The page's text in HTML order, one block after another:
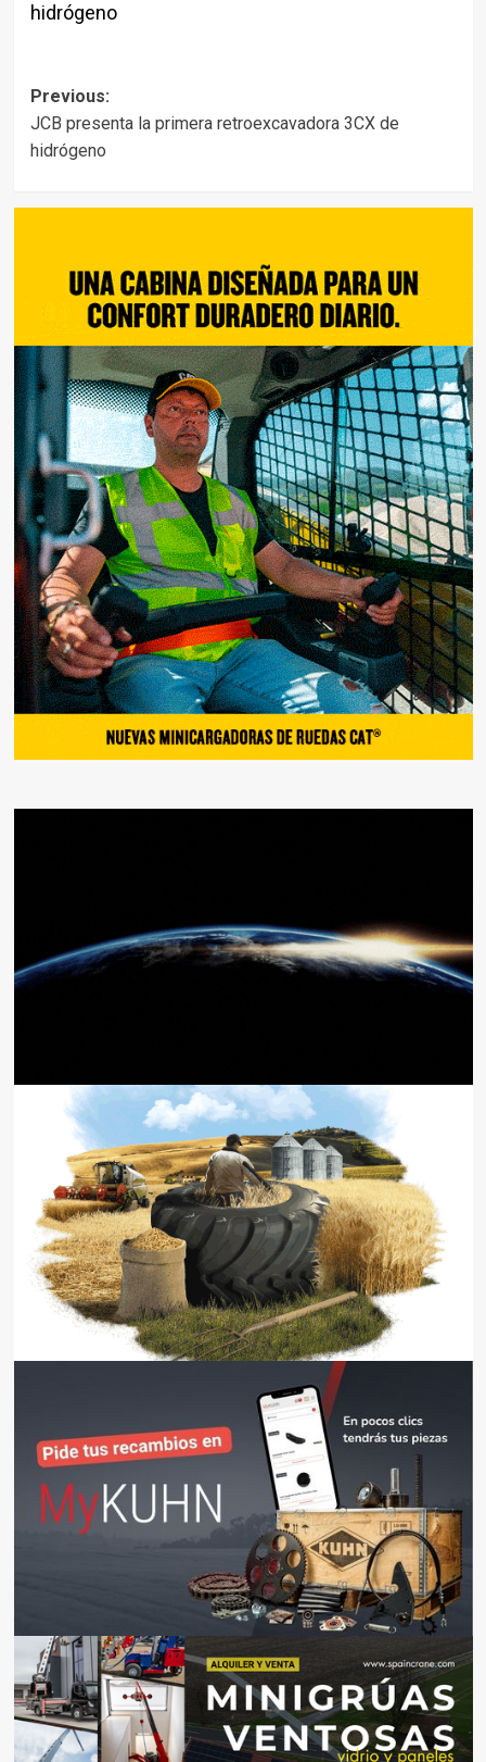
hidrógeno
Post
navigation
Previous:
JCB presenta la primera retroexcavadora 3CX de
hidrógeno